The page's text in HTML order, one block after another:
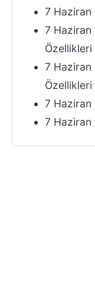
7 Haziran
7 Haziran
Özellikleri
7 Haziran
Özellikleri
7 Haziran
7 Haziran